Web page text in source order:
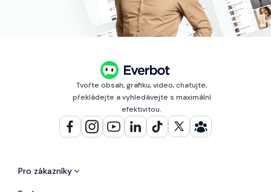
Tvořte obsah, grafiku, video, chatujte,
překládejte a vyhledávejte s maximální
efektivitou.
Pro zákazníky